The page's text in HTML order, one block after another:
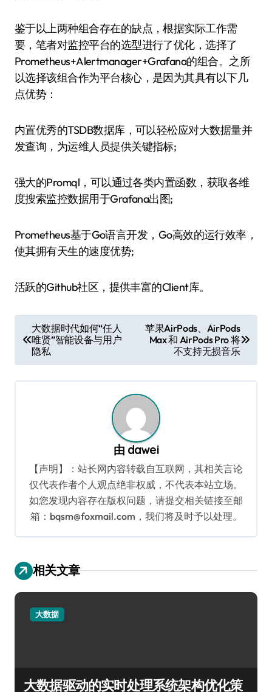
鉴于以上两种组合存在的缺点，根据实际工作需
要，笔者对监控平台的选型进行了优化，选择了
Prometheus+Alertmanager+Grafana的组合。之所
以选择该组合作为平台核心，是因为其具有以下几
点优势：
内置优秀的TSDB数据库，可以轻松应对大数据量并
发查询，为运维人员提供关键指标;
强大的Promql，可以通过各类内置函数，获取各维
度搜索监控数据用于Grafana出图;
Prometheus基于Go语言开发，Go高效的运行效率，
使其拥有天生的速度优势;
活跃的Github社区，提供丰富的Client库。
章
导
航
大数据时代如何“任人
唯贤”智能设备与用户
隐私
苹果AirPods、AirPods
Max 和 AirPods Pro 将
不支持无损音乐
由 dawei
【声明】：站长网内容转载自互联网，其相关言论
仅代表作者个人观点绝非权威，不代表本站立场。
如您发现内容存在版权问题，请提交相关链接至邮
箱：bqsm@foxmail.com，我们将及时予以处理。
相关文章
大数据
大数据驱动的实时处理系统架构优化策